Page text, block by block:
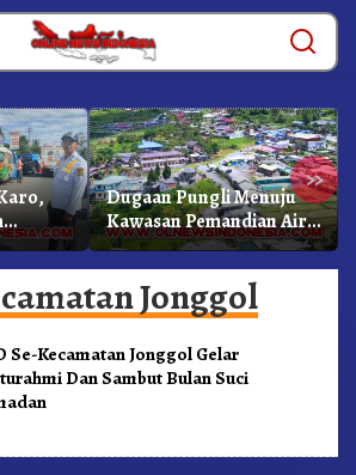
»
Dugaan Pungli Menuju
Kawasan Pemandian Air
Panas Semangat Gunung
– Doulu Foto Dan
Videokan!
Jonggol
Se-Kecamatan Jonggol Gelar
Dan Sambut Bulan Suci